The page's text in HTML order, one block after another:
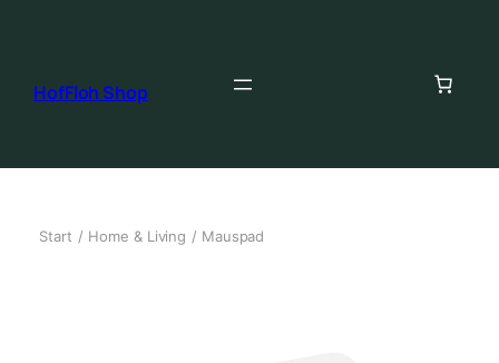
HofFloh Shop
Start / Home & Living / Mauspad